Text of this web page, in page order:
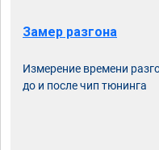
Замер разгона
Измерение времени
до и после чип тюнинга